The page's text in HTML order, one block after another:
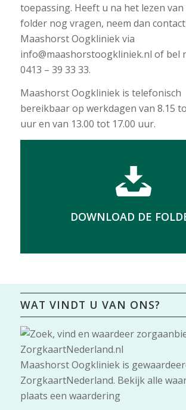
toepassing. Heeft u na het lezen van
folder nog vragen, neem dan
Maashorst Oogkliniek via
info@maashorstoogkliniek.nl of bel
0413 – 39 33 33.
Maashorst Oogkliniek is telefonisch
bereikbaar op werkdagen van 8.15
uur en van 13.00 tot 17.00 uur.
DOWNLOAD DE
WAT VINDT U VAN ONS?
Maashorst Oogkliniekis
ZorgkaartNederland. Bekijk alle
plaats een waardering